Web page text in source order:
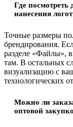
Где
нанесения
Точные размеры
брендирования.
разделе «Файлы»,
там. В остальных
визуализацию с
технологических
Можно ли
оптовой